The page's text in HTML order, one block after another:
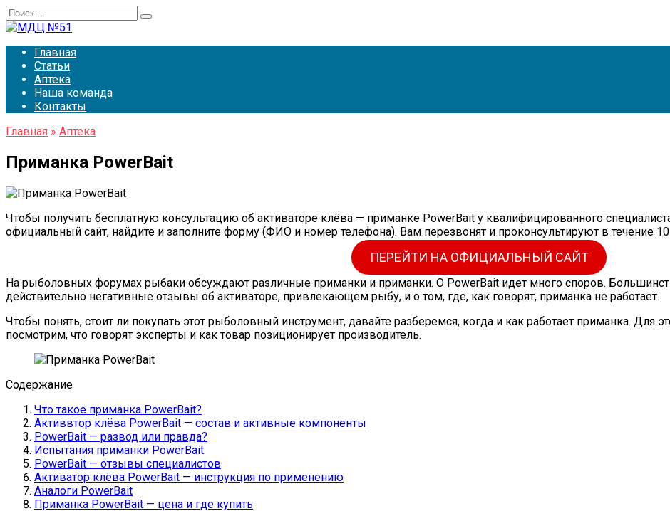
Перейти
к
Search
for:
Главная
Статьи
Аптека
Наша команда
Контакты
Главная » Аптека
Приманка PowerBait
Чтобы получить бесплатную консультацию об активаторе клёва — приманке PowerBait у квалифицированного
официальный сайт, найдите и заполните форму (ФИО и номер телефона). Вам перезвонят и проконсультируют в течение
ПЕРЕЙТИ НА ОФИЦИАЛЬНЫЙ САЙТ
На рыболовных форумах рыбаки обсуждают различные приманки и приманки. О PowerBait идет много споров.
действительно негативные отзывы об активаторе, привлекающем рыбу, и о том, где, как говорят, приманка не работает.
Чтобы понять, стоит ли покупать этот рыболовный инструмент, давайте разберемся, когда и как работает приманка. Для
посмотрим, что говорят эксперты и как товар позиционирует производитель.
Содержание
Что такое приманка PowerBait?
Активвтор клёва PowerBait — состав и активные компоненты
PowerBait — развод или правда?
Испытания приманки PowerBait
PowerBait — отзывы специалистов
Активатор клёва PowerBait — инструкция по применению
Аналоги PowerBait
Приманка PowerBait — цена и где купить